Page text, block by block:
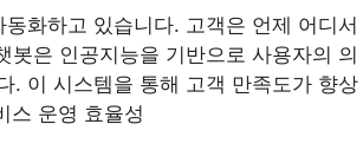
화하고 있습니다. 고객은 언제 어디서
은 인공지능을 기반으로 사용자의 의
. 이 시스템을 통해 고객 만족도가 향상
스 운영 효율성